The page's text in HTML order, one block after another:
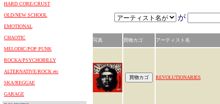
HARD CORE/CRUST
OLD/NEW SCHOOL
EMOTIONAL
CHAOTIC
MELODIC/POP PUNK
ROCKA/PSYCHOBILLY
ALTERNATIVE/ROCK etc
SKA/REGGAE
GARAGE
が
写真 買物カゴ アーティスト名
REVOLUTIONARIES